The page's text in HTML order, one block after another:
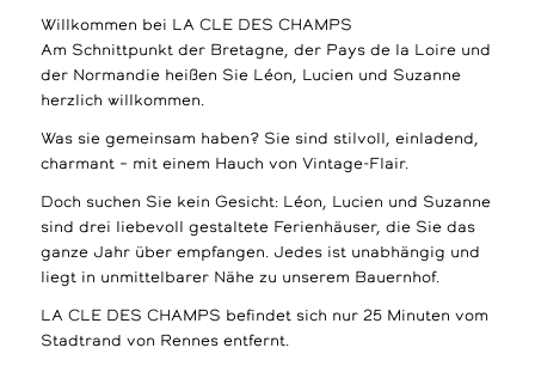
Willkommen bei LA CLE DES CHAMPS
Am Schnittpunkt der Bretagne, der Pays de la Loire und
der Normandie heißen Sie Léon, Lucien und Suzanne
herzlich willkommen.
Was sie gemeinsam haben? Sie sind stilvoll, einladend,
charmant – mit einem Hauch von Vintage-Flair.
Doch suchen Sie kein Gesicht: Léon, Lucien und Suzanne
sind drei liebevoll gestaltete Ferienhäuser, die Sie das
ganze Jahr über empfangen. Jedes ist unabhängig und
liegt in unmittelbarer Nähe zu unserem Bauernhof.
LA CLE DES CHAMPS befindet sich nur 25 Minuten vom
Stadtrand von Rennes entfernt.